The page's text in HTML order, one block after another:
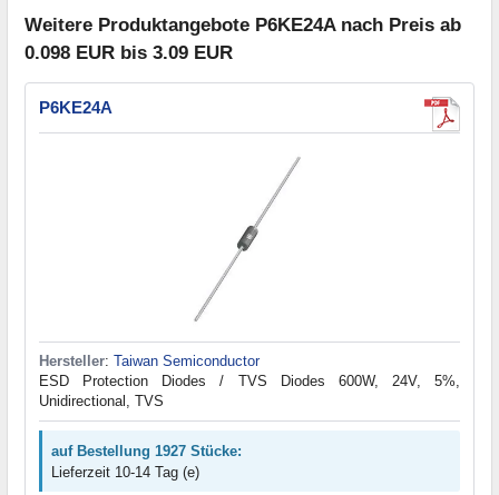
Weitere Produktangebote P6KE24A nach Preis ab
0.098 EUR bis 3.09 EUR
P6KE24A
Hersteller: Taiwan Semiconductor
ESD Protection Diodes / TVS Diodes 600W, 24V, 5%,
Unidirectional, TVS
auf Bestellung 1927 Stücke:
Lieferzeit 10-14 Tag (e)